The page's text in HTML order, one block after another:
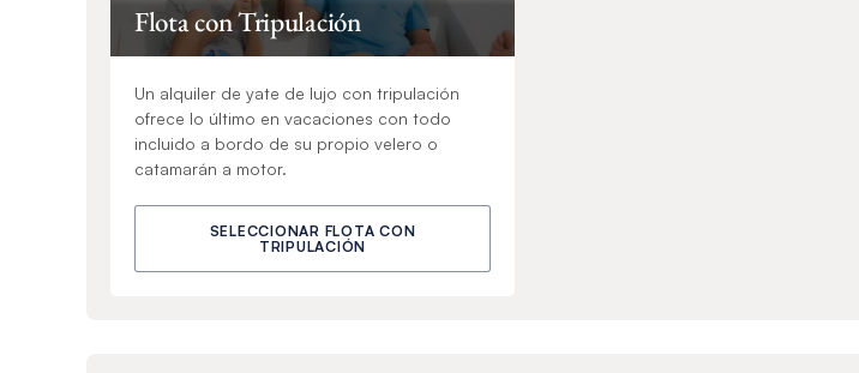
Flota con Tripulación
Un alquiler de yate de lujo con tripulación
ofrece lo último en vacaciones con todo
incluido a bordo de su propio velero o
catamarán a motor.
SELECCIONAR FLOTA CON
TRIPULACIÓN